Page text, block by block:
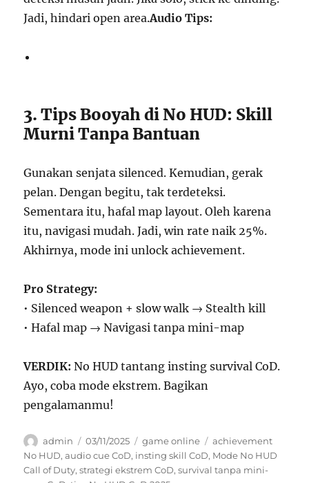
Jadi, hindari open area.Audio Tips:
3. Tips Booyah di No HUD: Skill
Murni Tanpa Bantuan
Gunakan senjata silenced. Kemudian, gerak
pelan. Dengan begitu, tak terdeteksi.
Sementara itu, hafal map layout. Oleh karena
itu, navigasi mudah. Jadi, win rate naik 25%.
Akhirnya, mode ini unlock achievement.
Pro Strategy:
• Silenced weapon + slow walk → Stealth kill
• Hafal map → Navigasi tanpa mini-map
VERDIK: No HUD tantang insting survival CoD.
Ayo, coba mode ekstrem. Bagikan
pengalamanmu!
Author
admin
Posted
on
03/11/2025 Categories
game online Tags
achievement
No HUD,audio cue CoD, insting skill CoD, Mode No HUD
Call of Duty,strategi ekstrem CoD,survival tanpa mini-